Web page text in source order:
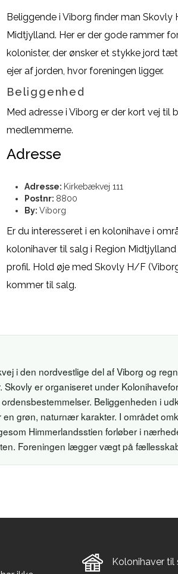
Beliggende i Viborg finder man
Midtjylland. Her er der gode rammer
kolonister, der ønsker et stykke jord
ejer af jorden, hvor foreningen ligger.
Beliggenhed
Med adresse i Viborg er der kort vej
medlemmerne.
Adresse
Adresse: Kirkebækvej 111
Postnr: 8800
By: Viborg
Er du interesseret i en kolonihave i
kolonihaver til salg i Region
profil. Hold øje med Skovly H/F
kommer til salg.
i den nordvestlige del af Viborg og
er organiseret under
Beliggenheden i
grøn, naturnær karakter. I området
Himmerlandsstien forløber i
Foreningen lægger vægt på
Kolonihaver til